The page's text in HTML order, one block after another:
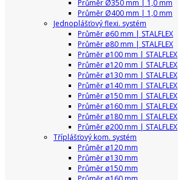
Průměr Ø350 mm | 1,0 mm
Průměr Ø400 mm | 1,0 mm
Jednoplášťový flexi. systém
Průměr ø60 mm | STALFLEX
Průměr ø80 mm | STALFLEX
Průměr ø100 mm | STALFLEX
Průměr ø120 mm | STALFLEX
Průměr ø130 mm | STALFLEX
Průměr ø140 mm | STALFLEX
Průměr ø150 mm | STALFLEX
Průměr ø160 mm | STALFLEX
Průměr ø180 mm | STALFLEX
Průměr ø200 mm | STALFLEX
Tříplášťový kom. systém
Průměr ø120 mm
Průměr ø130 mm
Průměr ø150 mm